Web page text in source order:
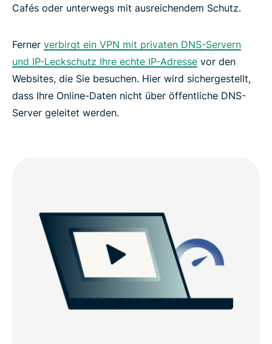
Cafés oder unterwegs mit ausreichendem Schutz.
Ferner verbirgt ein VPN mit privaten DNS-Servern
und IP-Leckschutz Ihre echte IP-Adresse vor den
Websites, die Sie besuchen. Hier wird sichergestellt,
dass Ihre Online-Daten nicht über öffentliche DNS-
Server geleitet werden.